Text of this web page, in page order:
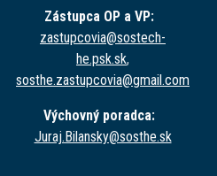
Zástupca OP a VP:
zastupcovia@sostech-
he.psk.sk,
sosthe.zastupcovia@gmail.com
Výchovný poradca:
Juraj.Bilansky@sosthe.sk